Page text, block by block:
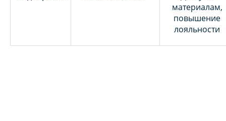
материалам,
повышение
лояльности